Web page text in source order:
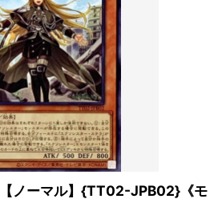
ノーマル】{TT02-JPB02}《モ